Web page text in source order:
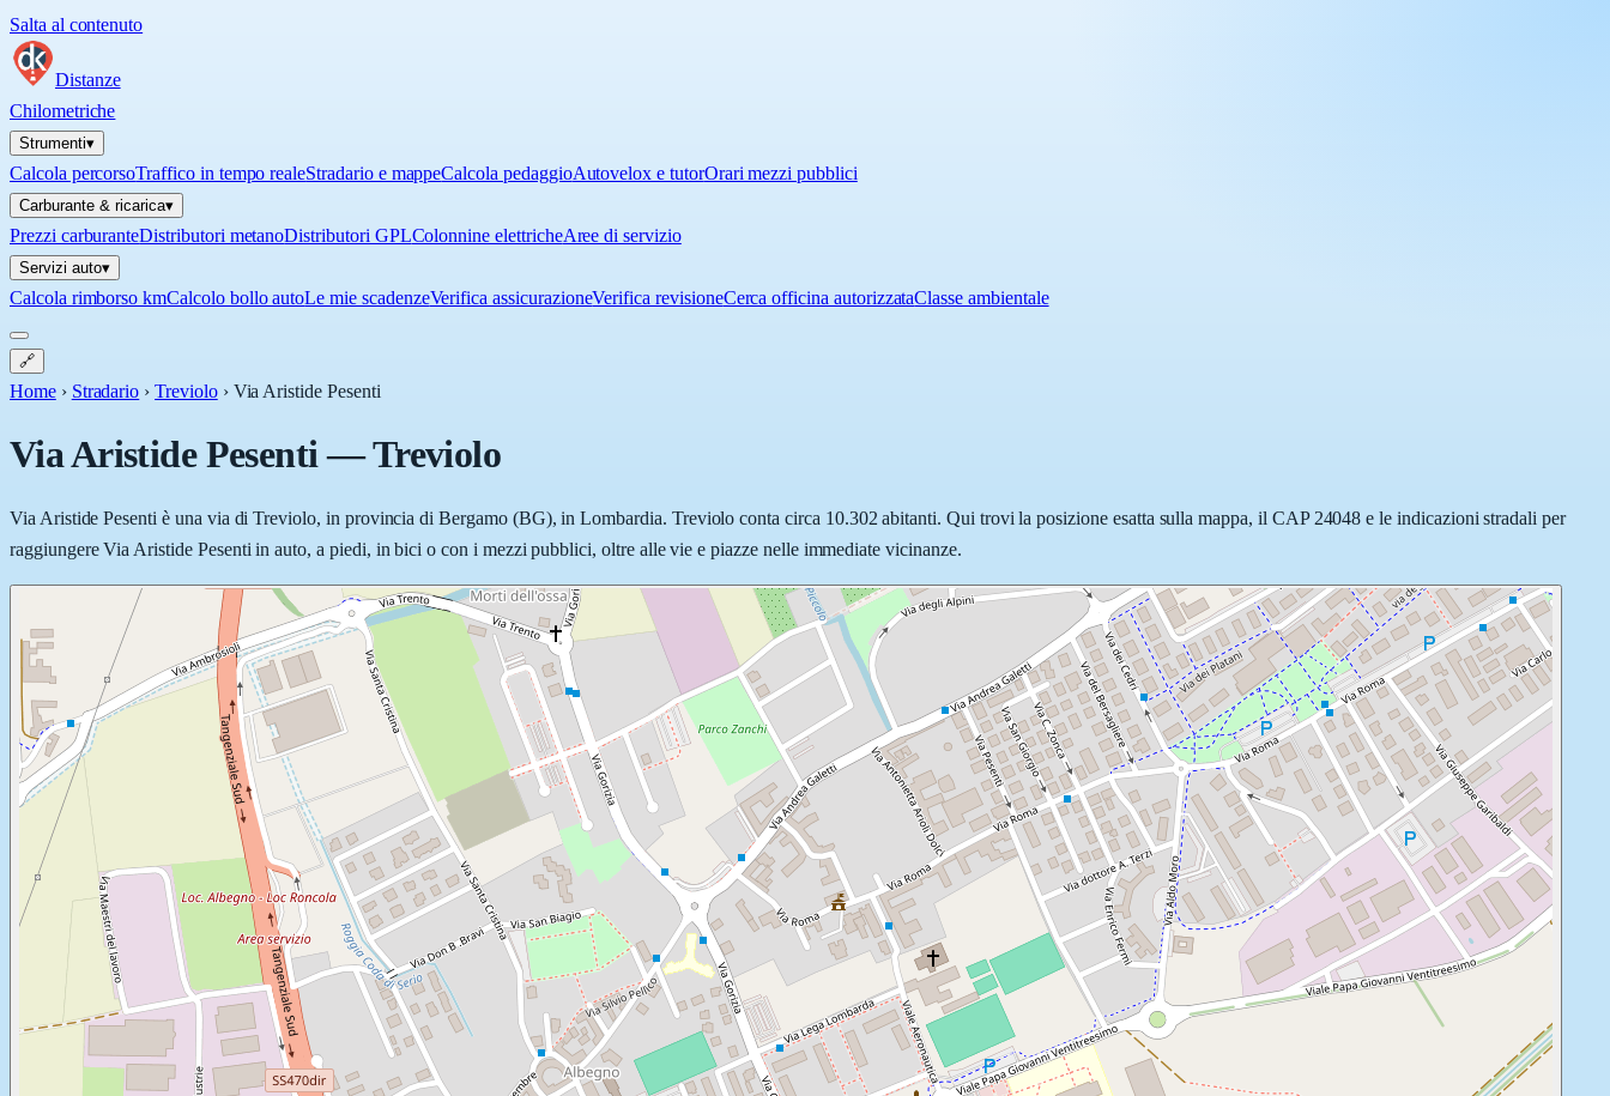
Salta al contenuto
Distanze
Chilometriche
Strumenti▾
Calcola percorsoTraffico in tempo realeStradario e mappeCalcola pedaggioAutovelox e tutorOrari mezzi pubblici
Carburante & ricarica▾
Prezzi carburanteDistributori metanoDistributori GPLColonnine elettricheAree di servizio
Servizi auto▾
Calcola rimborso kmCalcolo bollo autoLe mie scadenzeVerifica assicurazioneVerifica revisioneCerca officina autorizzataClasse ambientale
🔗
Home › Stradario › Treviolo › Via Aristide Pesenti
Via Aristide Pesenti—Treviolo
Via Aristide Pesenti è una via di Treviolo, in provincia di Bergamo (BG), in Lombardia. Treviolo conta circa 10.302 abitanti. Qui trovi la posizione esatta sulla mappa, il CAP 24048 e le indicazioni stradali per
raggiungere Via Aristide Pesenti in auto, a piedi, in bici o con i mezzi pubblici, oltre alle vie e piazze nelle immediate vicinanze.